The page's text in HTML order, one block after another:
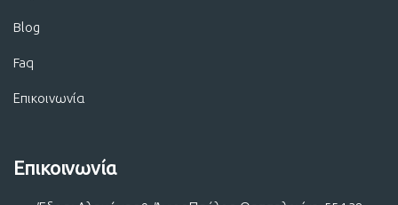
Blog
Faq
Επικοινωνία
Επικοινωνία